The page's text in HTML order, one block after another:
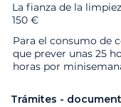
La fianza de la
150 €
Para el consumo de
que prever unas 25
horas por
Trámites -